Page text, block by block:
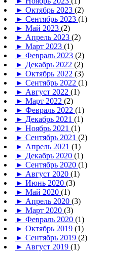
► Октябрь 2023 (2)
► Сентябрь 2023 (1)
► Май 2023 (2)
► Апрель 2023 (2)
► Март 2023 (1)
► Февраль 2023 (2)
► Декабрь 2022 (2)
► Октябрь 2022 (3)
► Сентябрь 2022 (1)
► Август 2022 (1)
► Март 2022 (2)
► Февраль 2022 (1)
► Декабрь 2021 (1)
► Ноябрь 2021 (1)
► Сентябрь 2021 (2)
► Апрель 2021 (1)
► Декабрь 2020 (1)
► Сентябрь 2020 (1)
► Август 2020 (1)
► Июнь 2020 (3)
► Май 2020 (1)
► Апрель 2020 (3)
► Март 2020 (3)
► Февраль 2020 (1)
► Октябрь 2019 (1)
► Сентябрь 2019 (2)
► Август 2019 (1)